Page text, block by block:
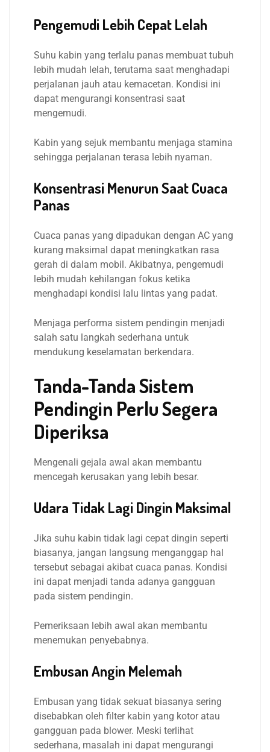
Pengemudi Lebih Cepat Lelah
Suhu kabin yang terlalu panas membuat tubuh
lebih mudah lelah, terutama saat menghadapi
perjalanan jauh atau kemacetan. Kondisi ini
dapat mengurangi konsentrasi saat
mengemudi.
Kabin yang sejuk membantu menjaga stamina
sehingga perjalanan terasa lebih nyaman.
Konsentrasi Menurun Saat Cuaca
Panas
Cuaca panas yang dipadukan dengan AC yang
kurang maksimal dapat meningkatkan rasa
gerah di dalam mobil. Akibatnya, pengemudi
lebih mudah kehilangan fokus ketika
menghadapi kondisi lalu lintas yang padat.
Menjaga performa sistem pendingin menjadi
salah satu langkah sederhana untuk
mendukung keselamatan berkendara.
Tanda-Tanda Sistem
Pendingin Perlu Segera
Diperiksa
Mengenali gejala awal akan membantu
mencegah kerusakan yang lebih besar.
Udara Tidak Lagi Dingin Maksimal
Jika suhu kabin tidak lagi cepat dingin seperti
biasanya, jangan langsung menganggap hal
tersebut sebagai akibat cuaca panas. Kondisi
ini dapat menjadi tanda adanya gangguan
pada sistem pendingin.
Pemeriksaan lebih awal akan membantu
menemukan penyebabnya.
Embusan Angin Melemah
Embusan yang tidak sekuat biasanya sering
disebabkan oleh filter kabin yang kotor atau
gangguan pada blower. Meski terlihat
sederhana, masalah ini dapat mengurangi